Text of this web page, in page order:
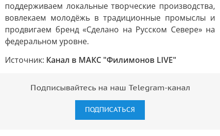
поддерживаем локальные творческие производства,
вовлекаем молодёжь в традиционные промыслы и
продвигаем бренд «Сделано на Русском Севере» на
федеральном уровне.
Источник: Канал в МАКС "Филимонов LIVE"
Подписывайтесь на наш Telegram-канал
ПОДПИСАТЬСЯ